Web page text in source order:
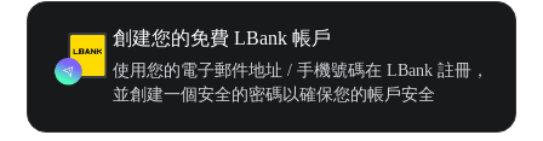
創建您的免費 LBank 帳戶
使用您的電子郵件地址 / 手機號碼在 LBank 註冊，
並創建一個安全的密碼以確保您的帳戶安全